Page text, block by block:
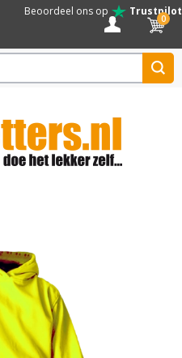
Beoordeel ons op Trustpilot
0